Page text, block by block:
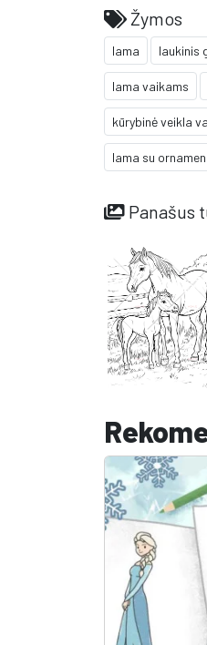
Žymos
lama laukinis
lama vaikams
kūrybinė veikla
lama su
Panašus